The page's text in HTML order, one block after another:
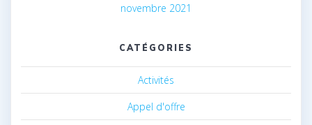
novembre 2021
CATÉGORIES
Activités
Appel d'offre